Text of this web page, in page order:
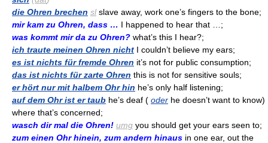
die Ohren brechen slslave away, work one’s fingers to the bone;
mir kam zu Ohren, dass … I happened to hear that …;
was kommt mir da zu Ohren? what’s this I hear?;
ich traute meinen Ohren nicht I couldn’t believe my ears;
es ist nichts für fremde Ohren it’s not for public consumption;
das ist nichts für zarte Ohren this is not for sensitive souls;
er hört nur mit halbem Ohr hin he’s only half listening;
auf dem Ohr ist er taub he’s deaf ( oder he doesn’t want to know)
where that’s concerned;
wasch dir mal die Ohren! umg you should get your ears seen to;
zum einen Ohr hinein, zum andern hinaus in one ear, out the